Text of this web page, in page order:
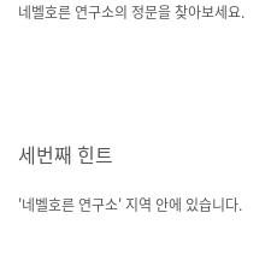
네벨호른 연구소의 정문을 찾아보세요.
세번째 힌트
'네벨호른 연구소' 지역 안에 있습니다.